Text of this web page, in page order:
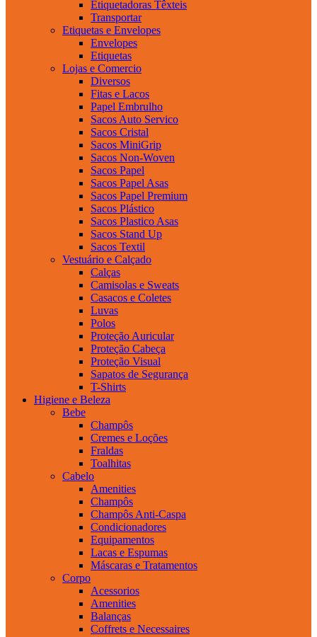
Etiquetadoras Têxteis
Transportar
Etiquetas e Envelopes
Envelopes
Etiquetas
Lojas e Comercio
Diversos
Fitas e Lacos
Papel Embrulho
Sacos Auto Servico
Sacos Cristal
Sacos MiniGrip
Sacos Non-Woven
Sacos Papel
Sacos Papel Asas
Sacos Papel Premium
Sacos Plástico
Sacos Plastico Asas
Sacos Stand Up
Sacos Textil
Vestuário e Calçado
Calças
Camisolas e Sweats
Casacos e Coletes
Luvas
Polos
Proteção Auricular
Proteção Cabeça
Proteção Visual
Sapatos de Segurança
T-Shirts
Higiene e Beleza
Bebe
Champôs
Cremes e Loções
Fraldas
Toalhitas
Cabelo
Amenities
Champôs
Champôs Anti-Caspa
Condicionadores
Equipamentos
Lacas e Espumas
Máscaras e Tratamentos
Corpo
Acessorios
Amenities
Balanças
Coffrets e Necessaires